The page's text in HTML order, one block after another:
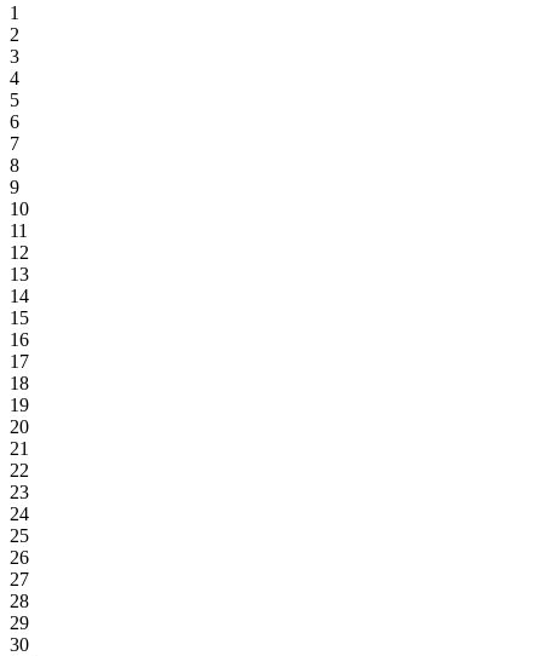
1
2
3
4
5
6
7
8
9
10
11
12
13
14
15
16
17
18
19
20
21
22
23
24
25
26
27
28
29
30